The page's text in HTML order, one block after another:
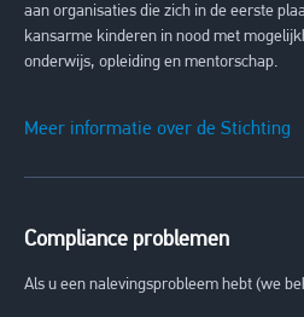
aan organisaties die zich in de eerste
kansarme kinderen in nood met
onderwijs, opleiding en mentorschap.
Meer informatie over de Stichting
Compliance problemen
Als u een nalevingsprobleem hebt (we